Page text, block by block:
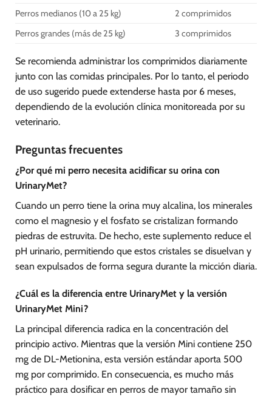
Perros medianos (10 a 25 kg)
2 comprimidos
Perros grandes (más de 25 kg)
3 comprimidos
Se recomienda administrar los comprimidos diariamente
junto con las comidas principales. Por lo tanto, el periodo
de uso sugerido puede extenderse hasta por 6 meses,
dependiendo de la evolución clínica monitoreada por su
veterinario.
Preguntas frecuentes
¿Por qué mi perro necesita acidificar su orina con
UrinaryMet?
Cuando un perro tiene la orina muy alcalina, los minerales
como el magnesio y el fosfato se cristalizan formando
piedras de estruvita. De hecho, este suplemento reduce el
pH urinario, permitiendo que estos cristales se disuelvan y
sean expulsados de forma segura durante la micción diaria.
¿Cuál es la diferencia entre UrinaryMet y la versión
UrinaryMet Mini?
La principal diferencia radica en la concentración del
principio activo. Mientras que la versión Mini contiene 250
mg de DL-Metionina, esta versión estándar aporta 500
mg por comprimido. En consecuencia, es mucho más
práctico para dosificar en perros de mayor tamaño sin